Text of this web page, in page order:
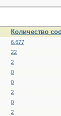
Количество
6,677
22
2
0
0
2
0
2